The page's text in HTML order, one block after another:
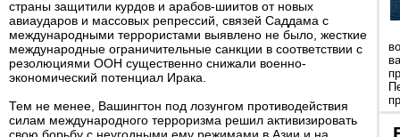
страны защитили курдов и арабов-шиитов от новых
авиаударов и массовых репрессий, связей Саддама с
международными террористами выявлено не было, жесткие
международные ограничительные санкции в соответствии с
резолюциями ООН существенно снижали военно-
экономический потенциал Ирака.
Тем не менее, Вашингтон под лозунгом противодействия
силам международного терроризма решил активизировать